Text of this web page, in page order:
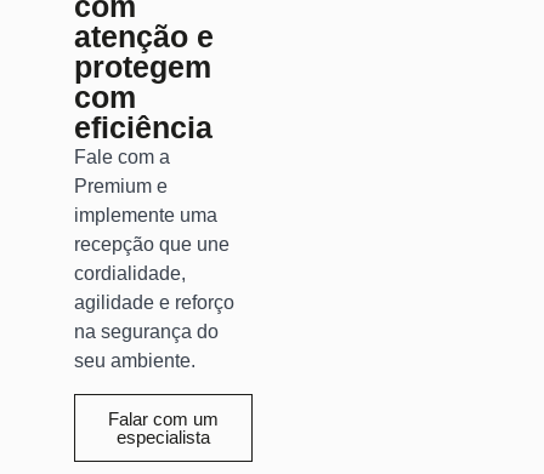
atenção e
protegem
com
eficiência
Fale com a
Premium e
implemente uma
recepção que une
cordialidade,
agilidade e reforço
na segurança do
seu ambiente.
Falar com um
especialista